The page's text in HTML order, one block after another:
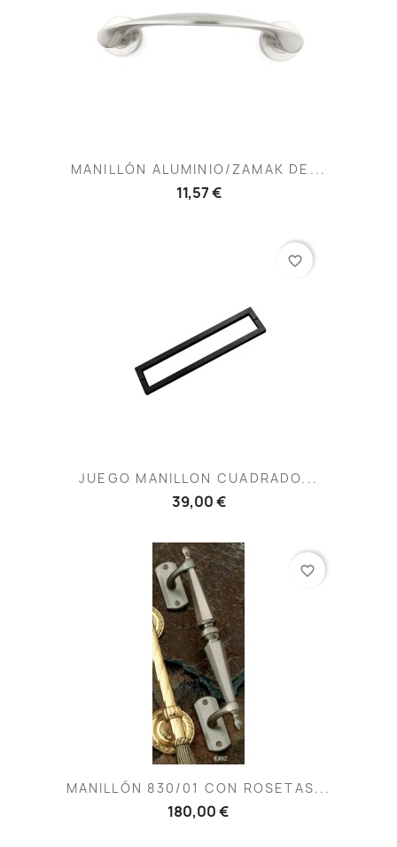
MANILLÓN ALUMINIO/ZAMAK DE...
11,57 €
JUEGO MANILLON CUADRADO...
39,00 €
favorite_border
MANILLÓN 830/01 CON ROSETAS...
180,00 €
favorite_border